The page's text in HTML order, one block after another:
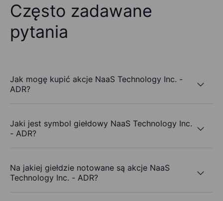
Często zadawane
pytania
Jak mogę kupić akcje NaaS Technology Inc. -
ADR?
Jaki jest symbol giełdowy NaaS Technology Inc.
- ADR?
Na jakiej giełdzie notowane są akcje NaaS
Technology Inc. - ADR?